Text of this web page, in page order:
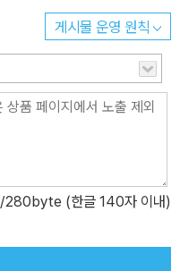
게시물 운영 원칙
/280byte (한글 140자 이내)